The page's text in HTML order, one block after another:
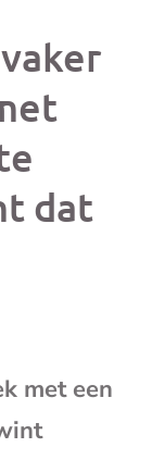
bericht
op
X dat
met een